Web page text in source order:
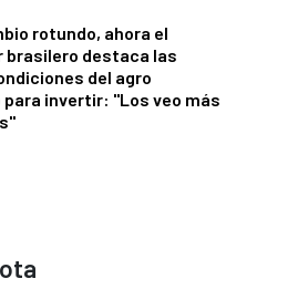
rotundo, ahora el
brasilero destaca las
del agro
invertir: "Los veo más